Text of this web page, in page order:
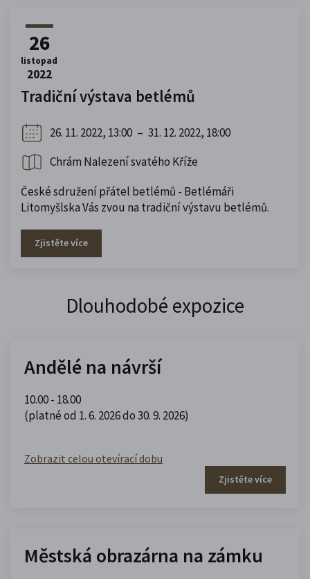
26
listopad
2022
Tradiční výstava betlémů
26. 11. 2022, 13:00 – 31. 12. 2022, 18:00
Chrám Nalezení svatého Kříže
České sdružení přátel betlémů - Betlémáři
Litomyšlska Vás zvou na tradiční výstavu betlémů.
Zjistěte více
Dlouhodobé expozice
Andělé na návrší
10.00 - 18.00
(platné od 1. 6. 2026 do 30. 9. 2026)
Zobrazit celou otevírací dobu
Zjistěte více
Městská obrazárna na zámku